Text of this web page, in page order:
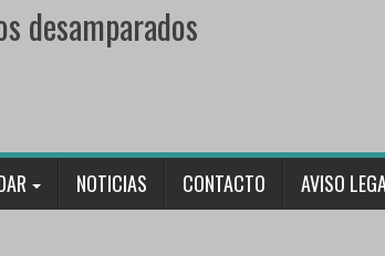
desamparados
NOTICIAS CONTACTO AVISO